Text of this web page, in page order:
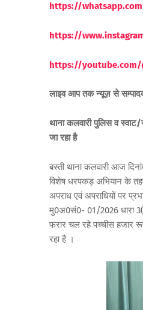
https://
https://
https://youtube.com/
लाइव आप तक न्यूज़ से
थाना कलवारी पुलिस व
जा रहा है
बस्ती थाना कलवारी आज
विशेष धरपकड़ अभियान के तहत
अपराध एवं अपराधियों पर
मु0अ0सं0- 01/2026 धारा
फरार चल रहे पच्चीस हजार
रहा है ।